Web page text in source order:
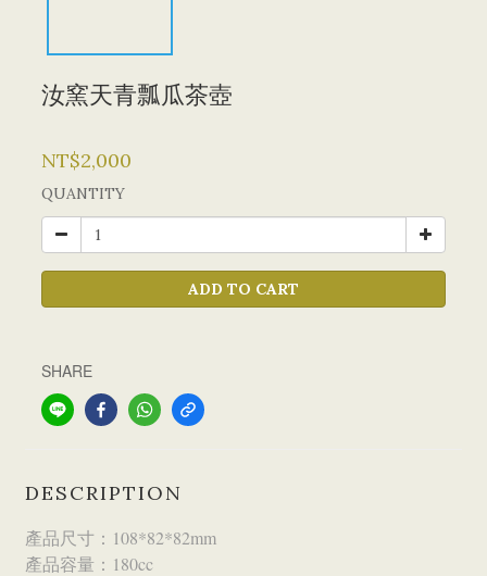
汝窯天青瓢瓜茶壺
NT$2,000
QUANTITY
ADD TO CART
SHARE
DESCRIPTION
產品尺寸：108*82*82mm
產品容量：180cc